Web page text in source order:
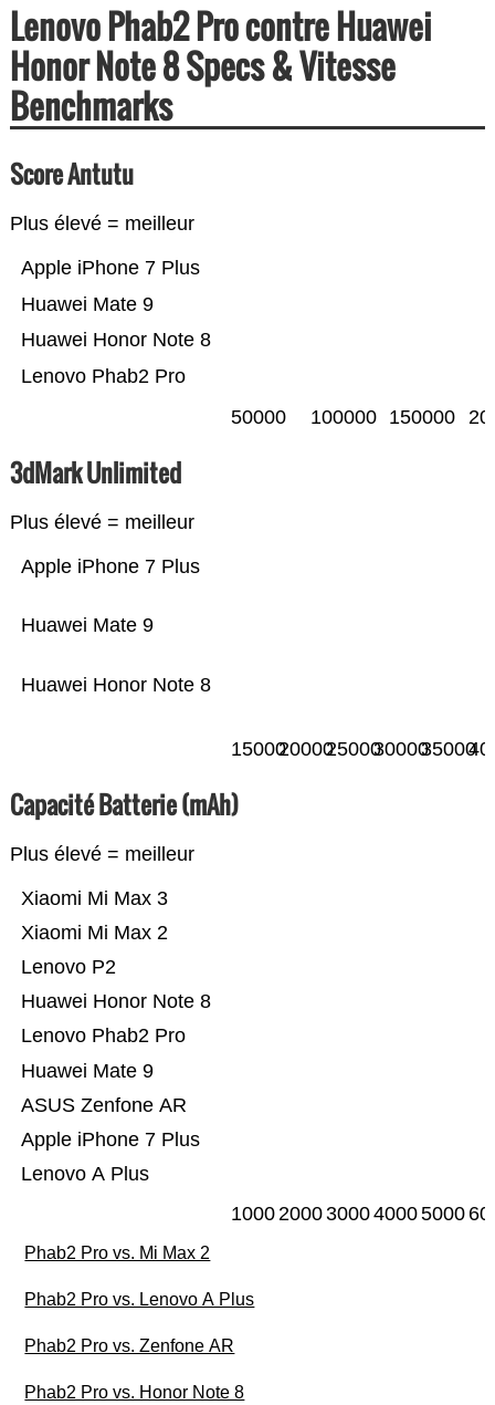
Lenovo Phab2 Pro contre Huawei
Honor Note 8 Specs & Vitesse
Benchmarks
Score Antutu
Plus élevé = meilleur
Lenovo Phab2 Pro
Huawei Honor Note 8
Huawei Mate 9
Apple iPhone 7 Plus
50000 100000 150000
3dMark Unlimited
Plus élevé = meilleur
Huawei Honor Note 8
Huawei Mate 9
Apple iPhone 7 Plus
1500020000250003000035000
Capacité Batterie (mAh)
Plus élevé = meilleur
Lenovo A Plus
Apple iPhone 7 Plus
ASUS Zenfone AR
Huawei Mate 9
Lenovo Phab2 Pro
Huawei Honor Note 8
Lenovo P2
Xiaomi Mi Max 2
Xiaomi Mi Max 3
10002000300040005000
Phab2 Pro vs. Mi Max 2
Phab2 Pro vs. Lenovo A Plus
Phab2 Pro vs. Zenfone AR
Phab2 Pro vs. Honor Note 8